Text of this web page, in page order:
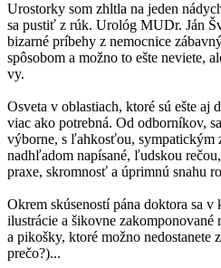
Urostorky som zhltla na jeden
sa pustiť z rúk. Urológ MUDr. Ján
bizarné príbehy z nemocnice
spôsobom a možno to ešte neviete,
vy.
Osveta v oblastiach, ktoré sú ešte aj
viac ako potrebná. Od odborníkov,
výborne, s ľahkosťou, sympatickým
nadhľadom napísané, ľudskou
praxe, skromnosť a úprimnú snahu
Okrem skúseností pána doktora sa v
ilustrácie a šikovne
a pikošky, ktoré možno nedostanete
prečo?)...